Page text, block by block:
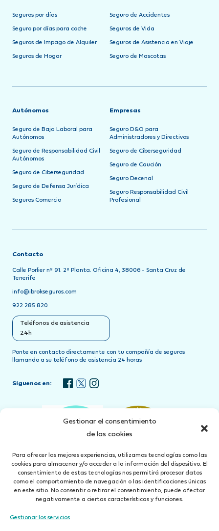
Gestionar el consentimiento
de las cookies
Para ofrecer las mejores experiencias, utilizamos tecnologías como las
cookies para almacenar y/o acceder a la información del dispositivo. El
consentimiento de estas tecnologías nos permitirá procesar datos
como el comportamiento de navegación o las identificaciones únicas
en este sitio. No consentir o retirar el consentimiento, puede afectar
negativamente a ciertas características y funciones.
Gestionar los servicios
Seguros por días
Seguro por días para coche
Seguros de Impago de Alquiler
Seguros de Hogar
Seguro de Accidentes
Seguros de Vida
Seguros de Asistencia en Viaje
Seguro de Mascotas
Autónomos
Seguro de Baja Laboral para
Autónomos
Seguro de Responsabilidad Civil
Autónomos
Seguro de Ciberseguridad
Seguro de Defensa Jurídica
Seguros Comercio
Empresas
Seguro D&O para
Administradores y Directivos
Seguro de Ciberseguridad
Seguro de Caución
Seguro Decenal
Seguro Responsabilidad Civil
Profesional
Contacto
Calle Porlier nº 91. 2º Planta. Oficina 4, 38006 - Santa Cruz de
Tenerife
info@ibrokseguros.com
922 285 820
Teléfonos de asistencia
24h
Ponte en contacto directamente con tu compañía de seguros
llamando a su teléfono de asistencia 24 horas
Síguenos en: